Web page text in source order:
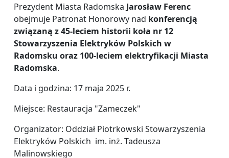
Prezydent Miasta Radomska Jarosław Ferenc
obejmuje Patronat Honorowy nad konferencją
związaną z 45-leciem historii koła nr 12
Stowarzyszenia Elektryków Polskich w
Radomsku oraz 100-leciem elektryfikacji Miasta
Radomska.
Data i godzina: 17 maja 2025 r.
Miejsce: Restauracja "Zameczek"
Organizator: Oddział Piotrkowski Stowarzyszenia
Elektryków Polskich im. inż. Tadeusza
Malinowskiego